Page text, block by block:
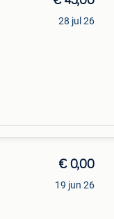
28 jul 26
€ 0,00
19 jun 26